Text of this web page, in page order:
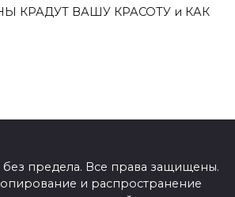
КРАДУТ ВАШУ КРАСОТУ и КАК
предела. Все права защищены.
и распространение